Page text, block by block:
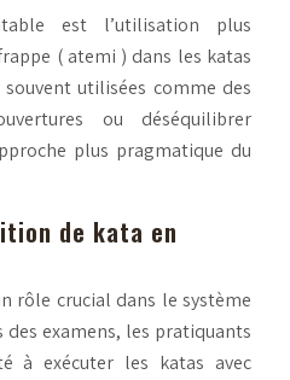
est l’utilisation plus
( atemi ) dans les katas
utilisées comme des
ou déséquilibrer
plus pragmatique du
de kata en
rôle crucial dans le système
des examens, les pratiquants
à exécuter les katas avec